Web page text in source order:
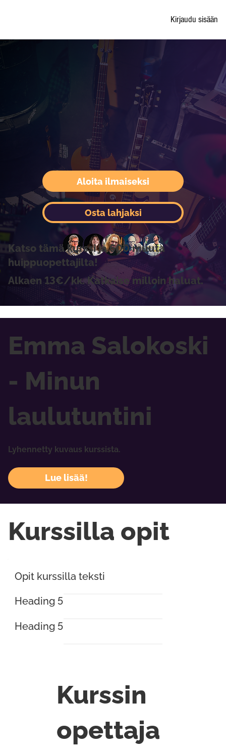
Kirjaudu sisään
Aloita ilmaiseksi
Katso tämä kurssi ja 600 muuta
huippuopettajilta!
Alkaen 13€/kk. Katkaise milloin haluat.
Osta lahjaksi
Emma Salokoski
- Minun
laulutuntini
Lyhennetty kuvaus kurssista.
Lue lisää!
Kurssilla opit
Opit kurssilla teksti
Heading 5
Heading 5
Kurssin
opettaja